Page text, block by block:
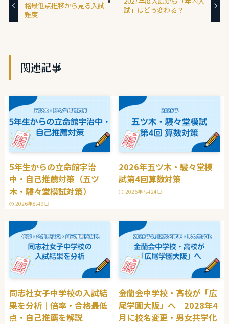
格最低点推移から見る入試
難度
試」はどう変わる？
関連記事
5年生からの立命館宇治
中・自己推薦対策（五ツ
木・駸々堂模試対策）
2026年8月9日
2026年五ツ木・駸々堂模
試第4回算数対策
2026年7月24日
同志社女子中学校の入試結
果を分析｜倍率・合格最低
点・自己推薦を解説
金蘭会中学校・高校が「広
尾学園大阪」へ 2028年4
月に校名変更・男女共学化